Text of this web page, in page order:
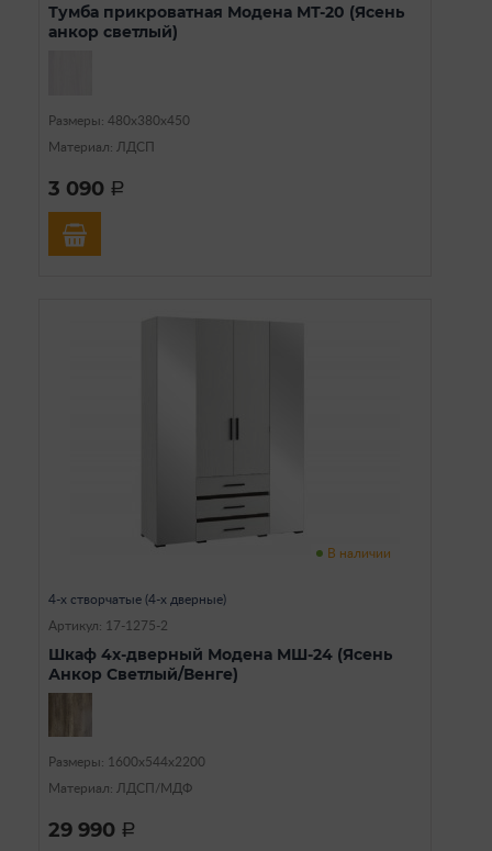
Тумба прикроватная Модена МТ-20 (Ясень
анкор светлый)
Размеры: 480х380х450
Материал: ЛДСП
3 090 a
В наличии
4-х створчатые (4-х дверные)
Артикул: 17-1275-2
Шкаф 4х-дверный Модена МШ-24 (Ясень
Анкор Светлый/Венге)
Размеры: 1600х544х2200
Материал: ЛДСП/МДФ
29 990 a